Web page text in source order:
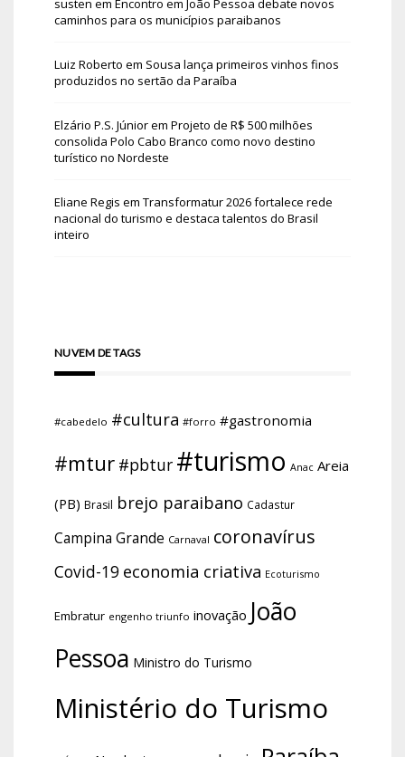
susten em Encontro em João Pessoa debate novos
caminhos para os municípios paraibanos
Luiz Roberto em Sousa lança primeiros vinhos finos
produzidos no sertão da Paraíba
Elzário P.S. Júniorem Projeto de R$ 500 milhões
consolida Polo Cabo Branco como novo destino
turístico no Nordeste
Eliane Regis em Transformatur 2026 fortalece rede
nacional do turismo e destaca talentos do Brasil
inteiro
NUVEM DE TAGS
#cabedelo #cultura #forro #gastronomia
#mtur #pbtur #turismo Anac Areia
(PB) Brasil brejo paraibano Cadastur
Campina Grande Carnaval coronavírus
Covid-19 economia criativa Ecoturismo
Embratur engenho triunfo inovação João
Pessoa Ministro do Turismo
Ministério do Turismo